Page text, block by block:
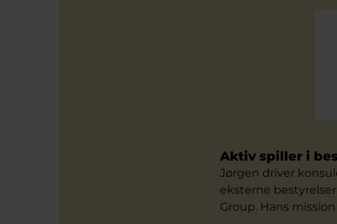
Aktiv spiller i
Jørgen driver
eksterne
Group. Hans